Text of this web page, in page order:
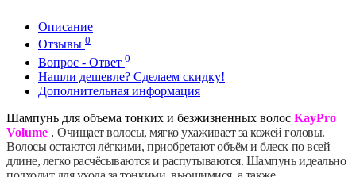
Описание
Отзывы 0
Вопрос - Ответ 0
Нашли дешевле? Сделаем скидку!
Дополнительная информация
Шампунь для объема тонких и безжизненных волос KayPro
Volume . Очищает волосы, мягко ухаживает за кожей головы.
Волосы остаются лёгкими, приобретают объём и блеск по всей
длине, легко расчёсываются и распутываются. Шампунь идеально